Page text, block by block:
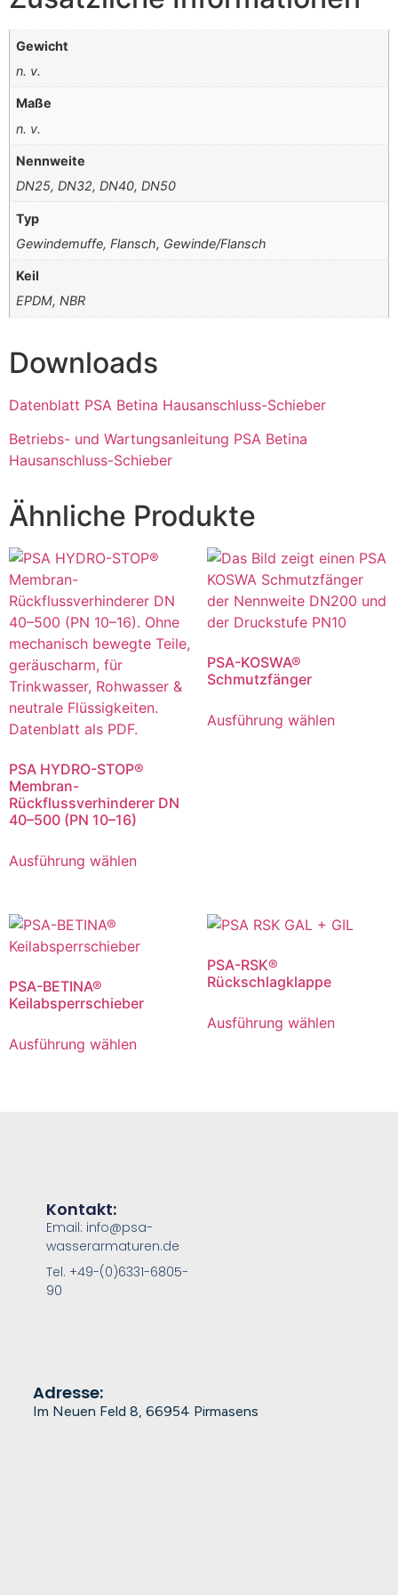
Gewicht
n. v.
Maße
n. v.
Nennweite
DN25, DN32, DN40, DN50
Typ
Gewindemuffe, Flansch, Gewinde/Flansch
Keil
EPDM, NBR
Downloads
Datenblatt PSA Betina Hausanschluss-Schieber
Betriebs- und Wartungsanleitung PSA Betina
Hausanschluss-Schieber
Ähnliche Produkte
PSA HYDRO-STOP®
Membran-
Rückflussverhinderer DN
40–500 (PN 10–16)
Ausführung wählen
PSA-KOSWA®
Schmutzfänger
Ausführung wählen
PSA-BETINA®
Keilabsperrschieber
Ausführung wählen
PSA-RSK®
Rückschlagklappe
Ausführung wählen
Kontakt:
Email: info@psa-
wasserarmaturen.de
Tel. +49-(0)6331-6805-
90
Adresse:
Im Neuen Feld 8, 66954 Pirmasens